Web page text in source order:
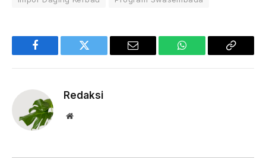
Facebook Twitter Email WhatsApp Copy
Redaksi
Website